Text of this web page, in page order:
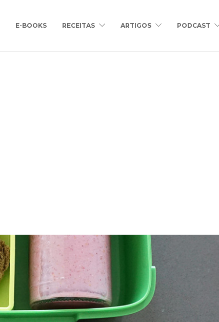
E-BOOKS RECEITAS ARTIGOS PODCAST